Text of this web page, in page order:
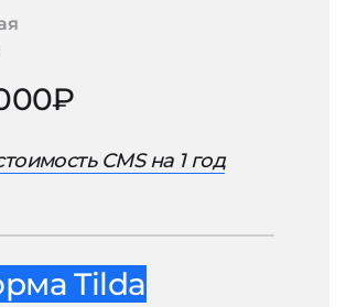
CMS на 1 год
Tilda